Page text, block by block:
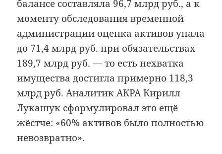
балансе составляла 96,7 млрд руб., а к
моменту обследования временной
администрации оценка активов упала
до 71,4 млрд руб. при обязательствах
189,7 млрд руб. — то есть нехватка
имущества достигла примерно 118,3
млрд руб. Аналитик АКРА Кирилл
Лукашук сформулировал это ещё
жёстче: «60% активов было полностью
невозвратно».